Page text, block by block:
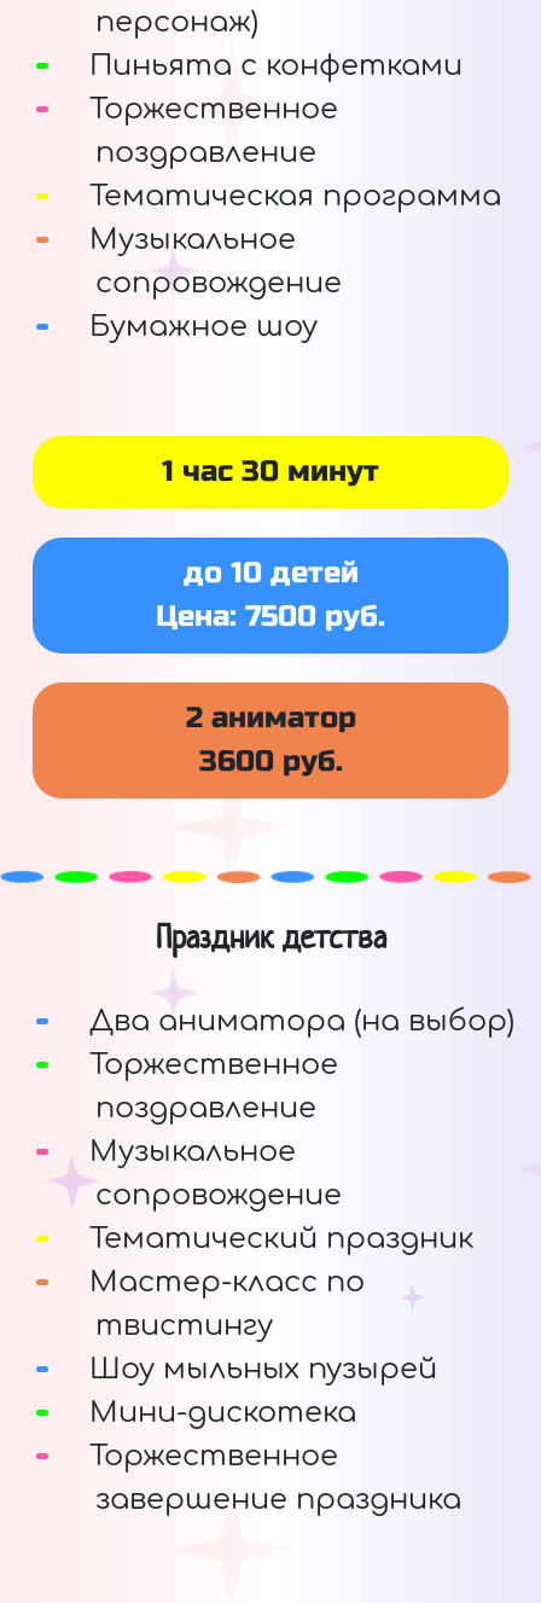
персонаж)
Пиньята с конфетками
Торжественное
поздравление
Тематическая программа
Музыкальное
сопровождение
Бумажное шоу
1 час 30 минут
до 10 детей
Цена: 7500 руб.
2 аниматор
3600 руб.
Праздник детства
Два аниматора (на выбор)
Торжественное
поздравление
Музыкальное
сопровождение
Тематический праздник
Мастер-класс по
твистингу
Шоу мыльных пузырей
Мини-дискотека
Торжественное
завершение праздника